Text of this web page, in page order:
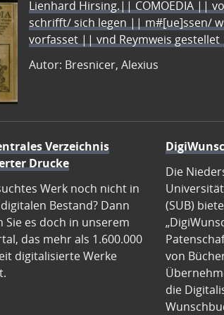
Lienhard Hirsing.|| COMOEDIA ||
schrifft/ sich legen || m#[ue]ssen/
vorfasset || vnd Reymweis
Autor: Bresnicer, Alexius
Verzeichnis
Drucke
Werk noch nicht in
Bestand? Dann
Sie es doch in unserem
das mehr als 1.600.000
digitalisierte Werke
Die
(SUB)
von
die